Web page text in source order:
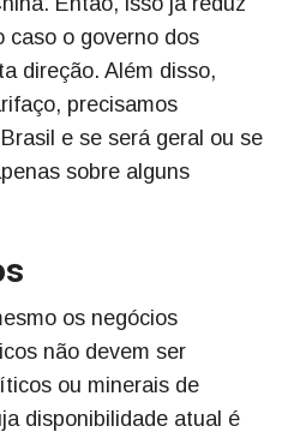
caso o governo dos
direção. Além disso,
precisamos
e se será geral ou se
sobre alguns
os negócios
não devem ser
ou minerais de
disponibilidade atual é